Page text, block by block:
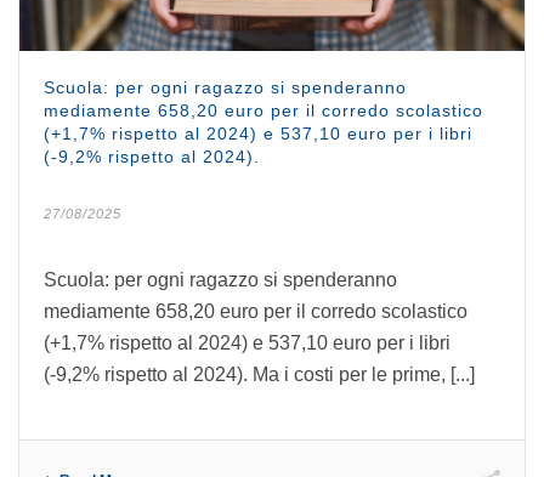
Scuola: per ogni ragazzo si spenderanno
mediamente 658,20 euro per il corredo scolastico
(+1,7% rispetto al 2024) e 537,10 euro per i libri
(-9,2% rispetto al 2024).
27/08/2025
Scuola: per ogni ragazzo si spenderanno
mediamente 658,20 euro per il corredo scolastico
(+1,7% rispetto al 2024) e 537,10 euro per i libri
(-9,2% rispetto al 2024). Ma i costi per le prime, [...]